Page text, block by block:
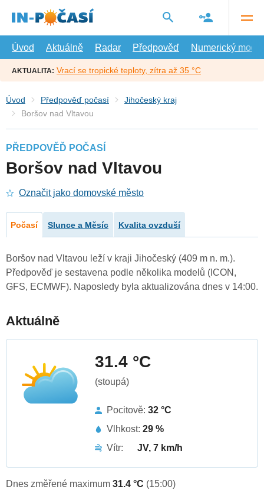
hlavní
Úvod
Aktuálně Radar Předpověď Numerický model
AKTUALITA: Vrací se tropické teploty, zítra až 35 °C
Úvod Předpověď počasí
Jihočeský kraj
Boršov nad Vltavou
PŘEDPOVĚĎ POČASÍ
Boršov nad Vltavou
Označit jako domovské město
Počasí Slunce a Měsíc Kvalita ovzduší
Boršov nad Vltavou leží v kraji Jihočeský (409 m n. m.).
Předpověď je sestavena podle několika modelů (ICON,
GFS, ECMWF). Naposledy byla aktualizována dnes v 14:00.
Aktuálně
31.4 °C
(stoupá)
Pocitově: 32 °C
Vlhkost: 29 %
Vítr:
JV, 7 km/h
Dnes změřené maximum 31.4 °C (15:00)